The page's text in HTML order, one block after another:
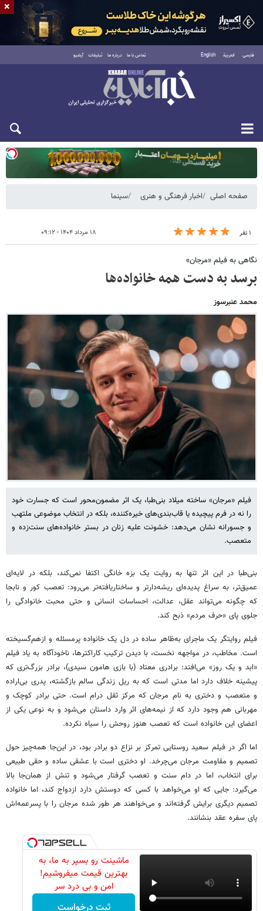
فارسی العربية English تماس با ما درباره ما تبلیغات آرشیو
یکشنبه ۱۸ مرداد ۱۴۰۵
صفحه اصلی اخبار فرهنگی و هنری سینما
۱ نفر ۱۸ مرداد ۱۴۰۴ - ۰۹:۱۲
نگاهی به فیلم «مرجان»
برسد به دست همه خانواده‌ها
محمد عنبرسوز
فیلم «مرجان» ساخته میلاد بنی‌طبا، یک اثر مضمون‌محور است که جسارت خود
را نه در فرم پیچیده یا قاب‌بندی‌های خیره‌کننده، بلکه در انتخاب موضوعی ملتهب
و جسورانه نشان می‌دهد: خشونت علیه زنان در بستر خانواده‌های سنت‌زده و
متعصب.
بنی‌طبا در این اثر تنها به روایت یک بزه خانگی اکتفا نمی‌کند، بلکه در لایه‌ای
عمیق‌تر، به سراغ پدیده‌ای ریشه‌دارتر و ساختاریافته‌تر می‌رود: تعصب کور و نابجا
که چگونه می‌تواند عقل، عدالت، احساسات انسانی و حتی محبت خانوادگی را
جلوی پای «حرف مردم» ذبح کند.
فیلم روایتگر یک ماجرای به‌ظاهر ساده در دل یک خانواده پرمسئله و ازهم‌گسیخته
است. مخاطب، در مواجهه نخست، با دیدن ترکیب کاراکترها، ناخودآگاه به یاد فیلم
«ابد و یک روز» می‌افتد: برادری معتاد (با بازی هامون سیدی)، برادر بزرگ‌تری که
پیشینه خلاف دارد اما مدتی است که به ریل زندگی سالم بازگشته، پدری بی‌اراده
و متعصب و دختری به نام مرجان که مرکز ثقل درام است. حتی برادر کوچک و
مهربانی هم وجود دارد که از نیمه‌های اثر وارد داستان می‌شود و به نوعی یکی از
اعضای این خانواده است که تعصب هنوز روحش را سیاه نکرده.
اما اگر در فیلم سعید روستایی تمرکز بر نزاع دو برادر بود، در این‌جا همه‌چیز حول
تصمیم و مقاومت مرجان می‌چرخد. او دختری است با عشقی ساده و حقی طبیعی
برای انتخاب، اما در دام سنت و تعصب گرفتار می‌شود و تنش از همان‌جا بالا
می‌گیرد: جایی که او می‌خواهد با کسی که دوستش دارد ازدواج کند، اما خانواده
تصمیم دیگری برایش گرفته‌اند و می‌خواهند هر طور شده مرجان را با پسرعمه‌اش
پای سفره عقد بنشانند.
ماشینت رو بسپر به ما، به
بهترین قیمت میفروشیم!
امن و بی درد سر
ثبت درخواست
×